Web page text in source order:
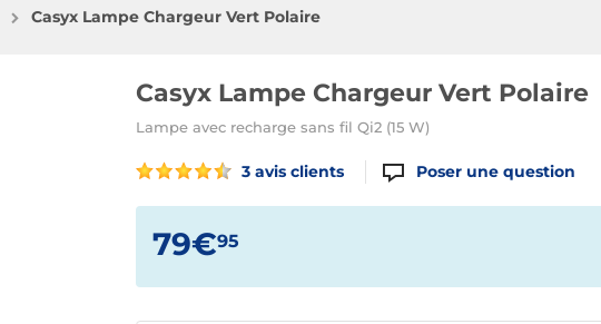
Casyx Lampe Chargeur Vert Polaire
Casyx Lampe Chargeur Vert Polaire
Lampe avec recharge sans fil Qi2 (15 W)
3 avis clients Poser une question
79€95